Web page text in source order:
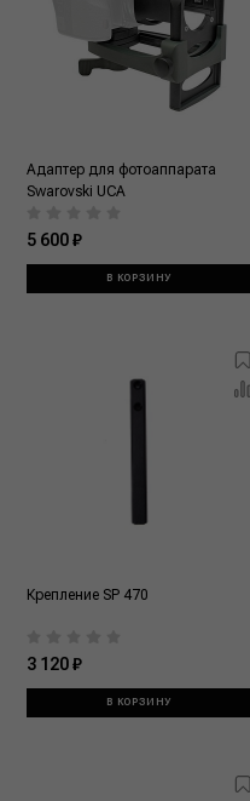
Адаптер для фотоаппарата
Swarovski UCA
5 600 ₽
В КОРЗИНУ
Крепление SP 470
3 120 ₽
В КОРЗИНУ